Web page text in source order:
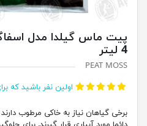
4 لیتر
PEAT MOSS
اولین نفر باشید که
برخی گیاهان نیاز به خاکی مرطوب